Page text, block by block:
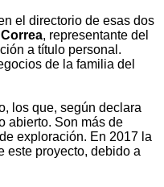
el directorio de esas dos
, representante del
a título personal.
de la familia del
los que, según declara
abierto. Son más de
exploración. En 2017 la
este proyecto, debido a